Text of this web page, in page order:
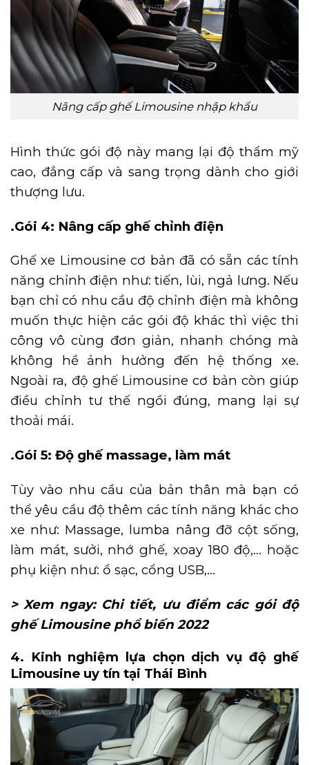
Nâng cấp ghế Limousine nhập khẩu
Hình thức gói độ này mang lại độ thẩm mỹ
cao, đẳng cấp và sang trọng dành cho giới
thượng lưu.
.Gói 4: Nâng cấp ghế chỉnh điện
Ghế xe Limousine cơ bản đã có sẵn các tính
năng chỉnh điện như: tiến, lùi, ngả lưng. Nếu
bạn chỉ có nhu cầu độ chỉnh điện mà không
muốn thực hiện các gói độ khác thì việc thi
công vô cùng đơn giản, nhanh chóng mà
không hề ảnh hưởng đến hệ thống xe.
Ngoài ra, độ ghế Limousine cơ bản còn giúp
điều chỉnh tư thế ngồi đúng, mang lại sự
thoải mái.
.Gói 5: Độ ghế massage, làm mát
Tùy vào nhu cầu của bản thân mà bạn có
thể yêu cầu độ thêm các tính năng khác cho
xe như: Massage, lumba nâng đỡ cột sống,
làm mát, sưởi, nhớ ghế, xoay 180 độ,… hoặc
phụ kiện như: ổ sạc, cổng USB,…
> Xem ngay: Chi tiết, ưu điểm các gói độ
ghế Limousine phổ biến 2022
4. Kinh nghiệm lựa chọn dịch vụ độ ghế
Limousine uy tín tại Thái Bình